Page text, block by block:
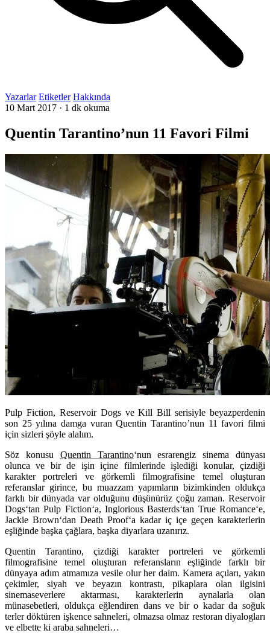
Yazarlar Etiketler Hakkında
10 Mart 2017 · 1 dk okuma
Quentin Tarantino’nun 11 Favori Filmi
Pulp Fiction, Reservoir Dogs ve Kill Bill serisiyle beyazperdenin
son 25 yılına damga vuran Quentin Tarantino’nun 11 favori filmi
için sizleri şöyle alalım.
Söz konusu Quentin Tarantino‘nun esrarengiz sinema dünyası
olunca ve bir de işin içine filmlerinde işlediği konular, çizdiği
karakter portreleri ve görkemli filmografisine temel oluşturan
referanslar girince, bu muazzam yapımların bizimkinden oldukça
farklı bir dünyada var olduğunu düşünürüz çoğu zaman. Reservoir
Dogs‘tanPulp Fiction‘a,Inglorious Basterds‘tan True Romance‘e,
Jackie Brown‘dan Death Proof‘a kadar iç içe geçen karakterlerin
eşliğinde başka çağlara, başka diyarlara uzanırız.
Quentin Tarantino, çizdiği karakter portreleri ve görkemli
filmografisine temel oluşturan referansların eşliğinde farklı bir
dünyaya adım atmamıza vesile olur her daim. Kamera açıları, yakın
çekimler, siyah ve beyazın kontrastı, pikaplara olan ilgisini
sinemaseverlere aktarması, karakterlerin aynalarla olan
münasebetleri, oldukça eğlendiren dans ve bir o kadar da soğuk
terler döktüren işkence sahneleri, olmazsa olmaz restoran diyalogları
ve elbette ki araba sahneleri…